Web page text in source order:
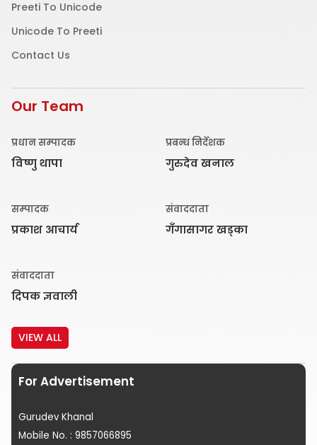
Preeti To Unicode
Unicode To Preeti
Contact Us
Our Team
प्रधान सम्पादक
विष्णु थापा
प्रबन्ध निर्देशक
गुरुदेव खनाल
सम्पादक
प्रकाश आचार्य
संवाददाता
गँगासागर खड्का
संवाददाता
दिपक ज्ञवाली
VIEW ALL
For Advertisement
Gurudev Khanal
Mobile No. : 9857066895